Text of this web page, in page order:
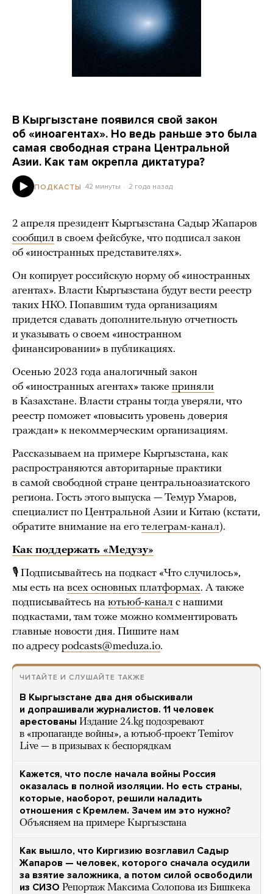
В Кыргызстане появился свой закон
об «иноагентах». Но ведь раньше это была
самая свободная страна Центральной
Азии. Как там окрепла диктатура?
ПОДКАСТЫ 42 минуты 2 года назад
2 апреля президент Кыргызстана Садыр Жапаров
сообщил в своем фейсбуке, что подписал закон
об «иностранных представителях».
Он копирует российскую норму об «иностранных
агентах». Власти Кыргызстана будут вести реестр
таких НКО. Попавшим туда организациям
придется сдавать дополнительную отчетность
и указывать о своем «иностранном
финансировании» в публикациях.
Осенью 2023 года аналогичный закон
об «иностранных агентах» также приняли
в Казахстане. Власти страны тогда уверяли, что
реестр поможет «повысить уровень доверия
граждан» к некоммерческим организациям.
Рассказываем на примере Кыргызстана, как
распространяются авторитарные практики
в самой свободной стране центральноазиатского
региона. Гость этого выпуска — Темур Умаров,
специалист по Центральной Азии и Китаю (кстати,
обратите внимание на его телеграм-канал).
Как поддержать «Медузу»
🎙 Подписывайтесь на подкаст «Что случилось»,
мы есть на всех основных платформах. А также
подписывайтесь на ютьюб-канал с нашими
подкастами, там тоже можно комментировать
главные новости дня. Пишите нам
по адресуpodcasts@meduza.io.
ЧИТАЙТЕ И СЛУШАЙТЕ ТАКЖЕ
В Кыргызстане два дня обыскивали
и допрашивали журналистов. 11 человек
арестованы Издание 24.kg подозревают
в «пропаганде войны», а ютьюб-проект Temirov
Live — в призывах к беспорядкам
Кажется, что после начала войны Россия
оказалась в полной изоляции. Но есть страны,
которые, наоборот, решили наладить
отношения с Кремлем. Зачем им это нужно?
Объясняем на примере Кыргызстана
Как вышло, что Киргизию возглавил Садыр
Жапаров — человек, которого сначала осудили
за взятие заложника, а потом силой освободили
из СИЗО Репортаж Максима Солопова из Бишкека